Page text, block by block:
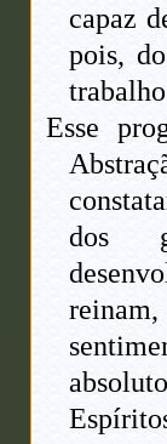
capaz
pois,
Esse
dos